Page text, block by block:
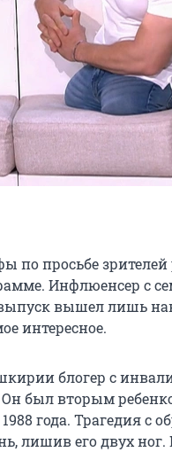
по просьбе
Инфлюенсер с
вышел лишь
интересное.
блогер с
Он был вторым
года. Трагедия с
лишив его двух ног.